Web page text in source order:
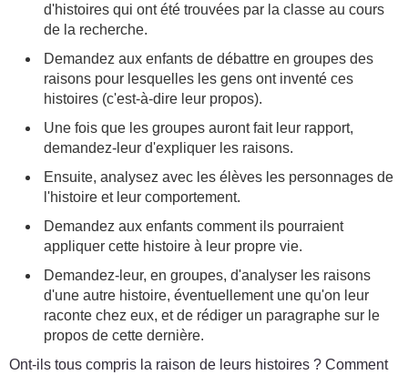
d'histoires qui ont été trouvées par la classe au cours
de la recherche.
Demandez aux enfants de débattre en groupes des
raisons pour lesquelles les gens ont inventé ces
histoires (c'est-à-dire leur propos).
Une fois que les groupes auront fait leur rapport,
demandez-leur d'expliquer les raisons.
Ensuite, analysez avec les élèves les personnages de
l'histoire et leur comportement.
Demandez aux enfants comment ils pourraient
appliquer cette histoire à leur propre vie.
Demandez-leur, en groupes, d'analyser les raisons
d'une autre histoire, éventuellement une qu'on leur
raconte chez eux, et de rédiger un paragraphe sur le
propos de cette dernière.
Ont-ils tous compris la raison de leurs histoires ? Comment